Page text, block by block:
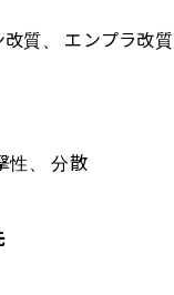
質、 エンプラ改質
性、 分散